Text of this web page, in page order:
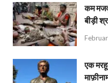
कम
बीड़ी
एक